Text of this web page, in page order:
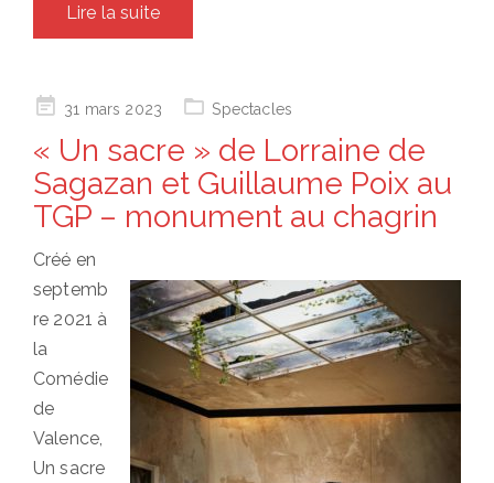
Lire la suite
Posted31 mars 2023 Spectacles
« Un sacre » de Lorraine de
Sagazan et Guillaume Poix au
TGP – monument au chagrin
Créé en
septemb
re 2021 à
la
Comédie
de
Valence,
Un sacre